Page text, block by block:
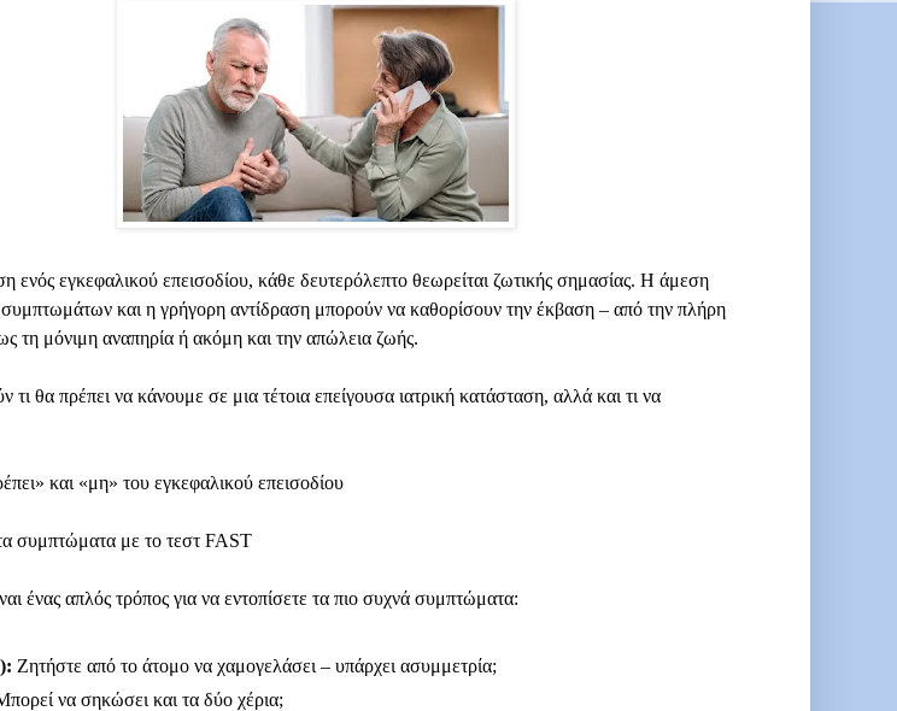
ενός εγκεφαλικού επεισοδίου, κάθε δευτερόλεπτο θεωρείται ζωτικής σημασίας. Η άμεση
και η γρήγορη αντίδραση μπορούν να καθορίσουν την έκβαση – από την πλήρη
τη μόνιμη αναπηρία ή ακόμη και την απώλεια ζωής.
τι θα πρέπει να κάνουμε σε μια τέτοια επείγουσα ιατρική κατάσταση, αλλά και τι να
και «μη» του εγκεφαλικού επεισοδίου
συμπτώματα με το τεστ FAST
ένας απλός τρόπος για να εντοπίσετε τα πιο συχνά συμπτώματα:
Ζητήστε από το άτομο να χαμογελάσει – υπάρχει ασυμμετρία;
να σηκώσει και τα δύο χέρια;